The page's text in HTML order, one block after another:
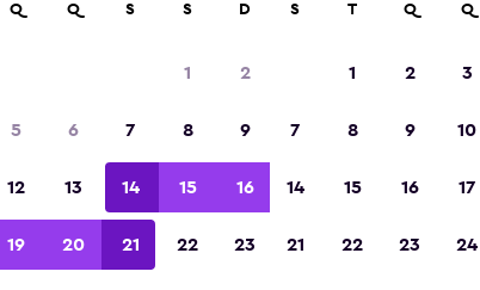
de 2023
Q Q S S D
1 2
5 6 7 8 9
12 13 14 15 16
19 20 21 22 23
S T Q Q
1 2 3
7 8 9 10
14 15 16 17
21 22 23 24